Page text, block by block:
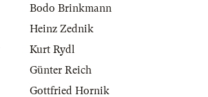
Bodo Brinkmann
Heinz Zednik
Kurt Rydl
Günter Reich
Gottfried Hornik